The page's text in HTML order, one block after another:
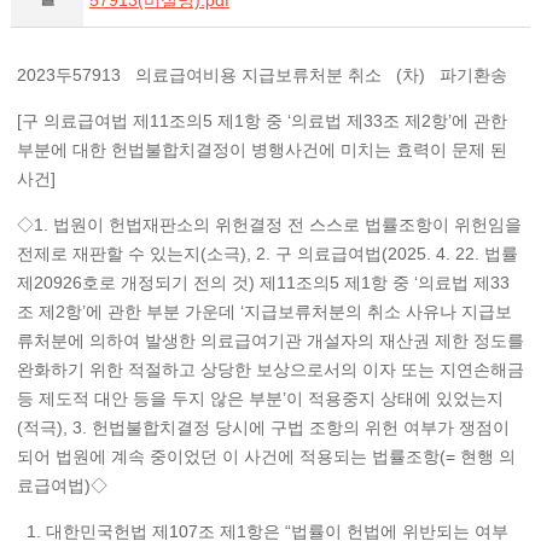
2023두57913 의료급여비용 지급보류처분 취소 (차) 파기환송
[구 의료급여법 제11조의5 제1항 중 ‘의료법 제33조 제2항’에 관한
부분에 대한 헌법불합치결정이 병행사건에 미치는 효력이 문제 된
사건]
◇1. 법원이 헌법재판소의 위헌결정 전 스스로 법률조항이 위헌임을
전제로 재판할 수 있는지(소극), 2. 구 의료급여법(2025. 4. 22. 법률
제20926호로 개정되기 전의 것) 제11조의5 제1항 중 ‘의료법 제33
조 제2항’에 관한 부분 가운데 ‘지급보류처분의 취소 사유나 지급보
류처분에 의하여 발생한 의료급여기관 개설자의 재산권 제한 정도를
완화하기 위한 적절하고 상당한 보상으로서의 이자 또는 지연손해금
등 제도적 대안 등을 두지 않은 부분’이 적용중지 상태에 있었는지
(적극), 3. 헌법불합치결정 당시에 구법 조항의 위헌 여부가 쟁점이
되어 법원에 계속 중이었던 이 사건에 적용되는 법률조항(= 현행 의
료급여법)◇
1. 대한민국헌법 제107조 제1항은 “법률이 헌법에 위반되는 여부